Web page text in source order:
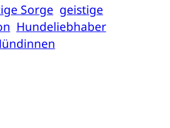
Sorge geistige
Hundeliebhaber